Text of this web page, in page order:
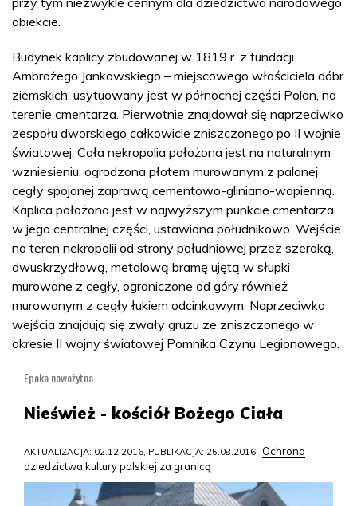
obiekcie.
Budynek kaplicy zbudowanej w 1819 r. z fundacji
Ambrożego Jankowskiego – miejscowego właściciela dóbr
ziemskich, usytuowany jest w północnej części Polan, na
terenie cmentarza. Pierwotnie znajdował się naprzeciwko
zespołu dworskiego całkowicie zniszczonego po II wojnie
światowej. Cała nekropolia położona jest na naturalnym
wzniesieniu, ogrodzona płotem murowanym z palonej
cegły spojonej zaprawą cementowo-gliniano-wapienną.
Kaplica położona jest w najwyższym punkcie cmentarza,
w jego centralnej części, ustawiona południkowo. Wejście
na teren nekropolii od strony południowej przez szeroką,
dwuskrzydłową, metalową bramę ujętą w słupki
murowane z cegły, ograniczone od góry również
murowanym z cegły łukiem odcinkowym. Naprzeciwko
wejścia znajdują się zwały gruzu ze zniszczonego w
okresie II wojny światowej Pomnika Czynu Legionowego.
Epoka nowożytna
Nieśwież - kościół Bożego Ciała
AKTUALIZACJA: 02.12.2016, PUBLIKACJA: 25.08.2016
Ochrona
dziedzictwa kultury polskiej za granicą